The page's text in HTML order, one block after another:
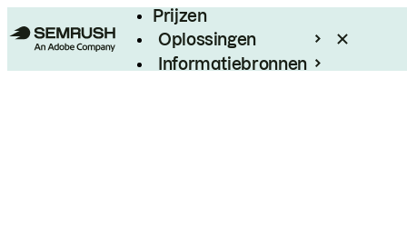
Prijzen
Oplossingen
Informatiebronnen